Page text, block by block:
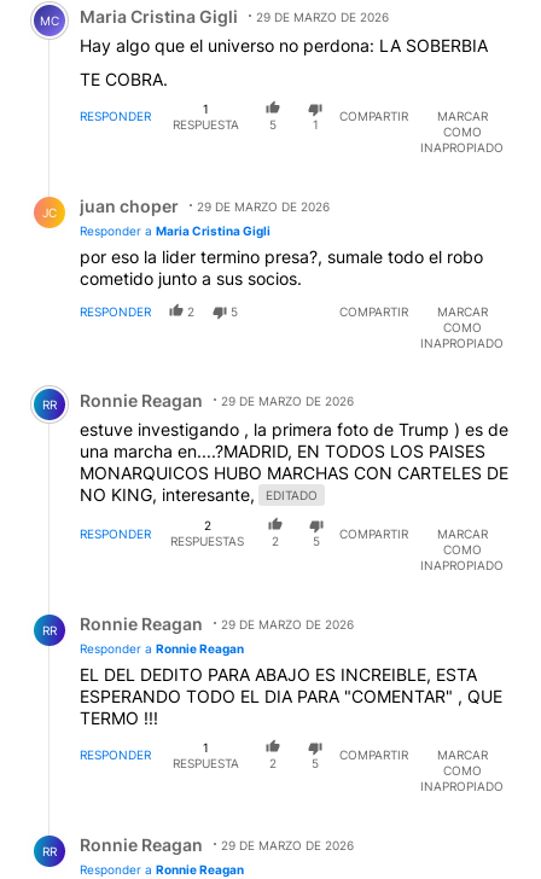
MC Maria Cristina Gigli 29 DE MARZO DE 2026
Hay algo que el universo no perdona: LA SOBERBIA
TE COBRA.
RESPONDER
1
RESPUESTA
5 1
COMPARTIR
MARCAR
COMO
INAPROPIADO
JC juan choper
29 DE MARZO DE 2026
Responder a Maria Cristina Gigli
por eso la lider termino presa?, sumale todo el robo
cometido junto a sus socios.
RESPONDER 2 5 COMPARTIR
MARCAR
COMO
INAPROPIADO
Comentario de Ronnie Reagan.
RR Ronnie Reagan 29 DE MARZO DE 2026
estuve investigando , la primera foto de Trump ) es de
una marcha en....?MADRID, EN TODOS LOS PAISES
MONARQUICOS HUBO MARCHAS CON CARTELES DE
NO KING, interesante,
EDITADO
RESPONDER
2
RESPUESTAS
2 5
COMPARTIR
MARCAR
COMO
INAPROPIADO
RR Ronnie Reagan
29 DE MARZO DE 2026
Responder a Ronnie Reagan
EL DEL DEDITO PARA ABAJO ES INCREIBLE, ESTA
ESPERANDO TODO EL DIA PARA "COMENTAR" , QUE
TERMO !!!
RESPONDER
1
RESPUESTA
2 5
COMPARTIR
MARCAR
COMO
INAPROPIADO
RR Ronnie Reagan
29 DE MARZO DE 2026
Responder a Ronnie Reagan